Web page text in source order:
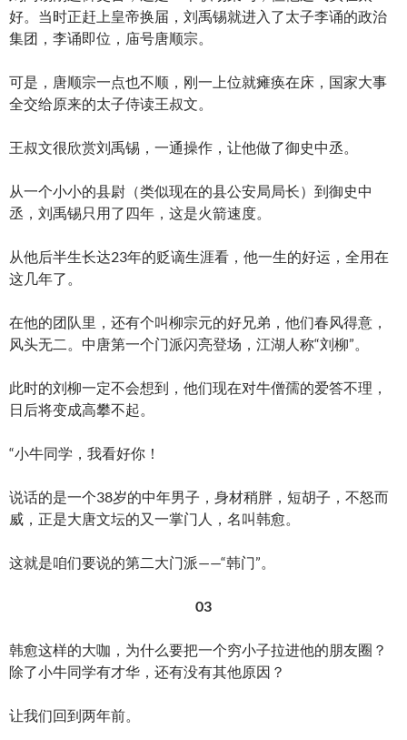
好。当时正赶上皇帝换届，刘禹锡就进入了太子李诵的政治
集团，李诵即位，庙号唐顺宗。
可是，唐顺宗一点也不顺，刚一上位就瘫痪在床，国家大事
全交给原来的太子侍读王叔文。
王叔文很欣赏刘禹锡，一通操作，让他做了御史中丞。
从一个小小的县尉（类似现在的县公安局局长）到御史中
丞，刘禹锡只用了四年，这是火箭速度。
从他后半生长达23年的贬谪生涯看，他一生的好运，全用在
这几年了。
在他的团队里，还有个叫柳宗元的好兄弟，他们春风得意，
风头无二。中唐第一个门派闪亮登场，江湖人称“刘柳”。
此时的刘柳一定不会想到，他们现在对牛僧孺的爱答不理，
日后将变成高攀不起。
“小牛同学，我看好你！
说话的是一个38岁的中年男子，身材稍胖，短胡子，不怒而
威，正是大唐文坛的又一掌门人，名叫韩愈。
这就是咱们要说的第二大门派——“韩门”。
03
韩愈这样的大咖，为什么要把一个穷小子拉进他的朋友圈？
除了小牛同学有才华，还有没有其他原因？
让我们回到两年前。